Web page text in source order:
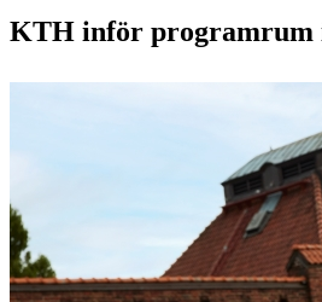
KTH inför programrum